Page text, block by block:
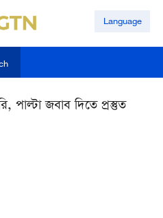
Language
পাল্টা জবাব দিতে প্রস্তুত